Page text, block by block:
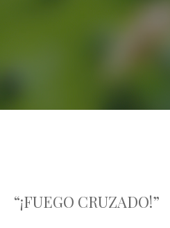
“¡FUEGO CRUZADO!”